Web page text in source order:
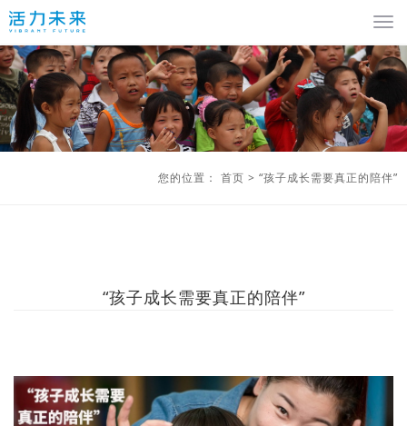
您的位置： 首页 > “孩子成长需要真正的陪伴”
“孩子成长需要真正的陪伴”